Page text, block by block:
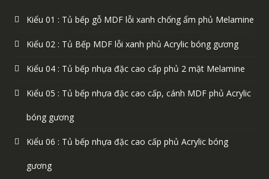
Kiểu 01 : Tủ bếp gỗ MDF lỗi xanh chống ẩm phủ Melamine
Kiểu 02 : Tủ Bếp MDF lỗi xanh phủ Acrylic bóng gương
Kiểu 04 : Tủ bếp nhựa đặc cao cấp phủ 2 mặt Melamine
Kiểu 05 : Tủ bếp nhựa đặc cao cấp, cánh MDF phủ Acrylic
bóng gương
Kiểu 06 : Tủ bếp nhựa đặc cao cấp phủ Acrylic bóng
gương